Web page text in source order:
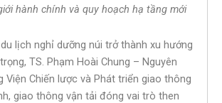
hành chính và quy hoạch hạ tầng mới
lịch nghỉ dưỡng núi trở thành xu hướng
TS. Phạm Hoài Chung – Nguyên
Viện Chiến lược và Phát triển giao thông
giao thông vận tải đóng vai trò then